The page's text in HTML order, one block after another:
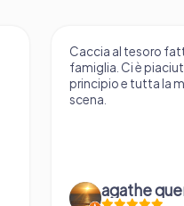
Caccia al tesoro
famiglia. Ci è
principio e tutta la
scena.
agathe